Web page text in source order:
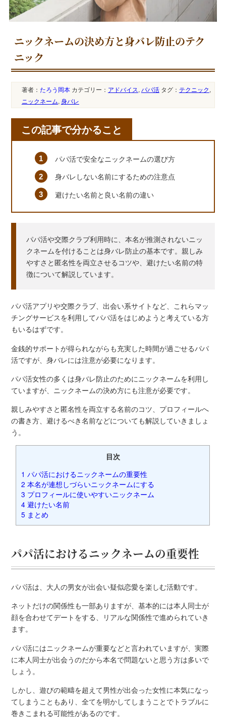
ニックネームの決め方と身バレ防止のテク
ニック
著者： たろう岡本 カテゴリー： アドバイス, パパ活 タグ： テクニック,
ニックネーム, 身バレ
この記事で分かること
パパ活で安全なニックネームの選び方
身バレしない名前にするための注意点
避けたい名前と良い名前の違い
パパ活や交際クラブ利用時に、本名が推測されないニッ
クネームを付けることは身バレ防止の基本です。親しみ
やすさと匿名性を両立させるコツや、避けたい名前の特
徴について解説しています。
パパ活アプリや交際クラブ、出会い系サイトなど、これらマッ
チングサービスを利用してパパ活をはじめようと考えている方
もいるはずです。
金銭的サポートが得られながらも充実した時間が過ごせるパパ
活ですが、身バレには注意が必要になります。
パパ活女性の多くは身バレ防止のためにニックネームを利用し
ていますが、ニックネームの決め方にも注意が必要です。
親しみやすさと匿名性を両立する名前のコツ、プロフィールへ
の書き方、避けるべき名前などについても解説していきましょ
う。
目次
1 パパ活におけるニックネームの重要性
2 本名が連想しづらいニックネームにする
3 プロフィールに使いやすいニックネーム
4 避けたい名前
5 まとめ
パパ活におけるニックネームの重要性
パパ活は、大人の男女が出会い疑似恋愛を楽しむ活動です。
ネットだけの関係性も一部ありますが、基本的には本人同士が
顔を合わせてデートをする、リアルな関係性で進められていき
ます。
パパ活にはニックネームが重要などと言われていますが、実際
に本人同士が出会うのだから本名で問題ないと思う方は多いで
しょう。
しかし、遊びの範疇を超えて男性が出会った女性に本気になっ
てしまうこともあり、全てを明かしてしまうことでトラブルに
巻きこまれる可能性があるのです。